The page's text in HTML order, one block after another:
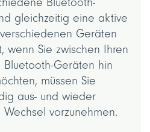
gleichzeitig eine aktive
Geräten
wenn Sie zwischen Ihren
Geräten hin
müssen Sie
aus- und wieder
vorzunehmen.